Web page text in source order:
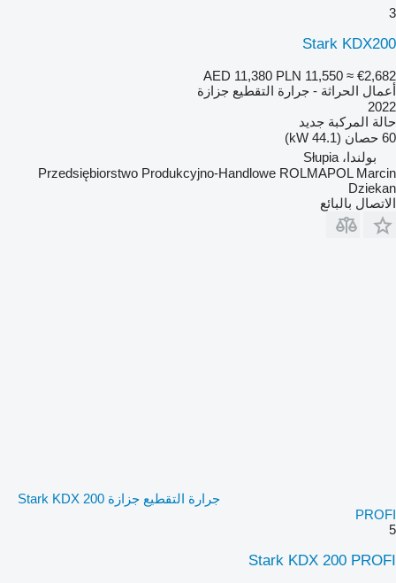
3
Stark KDX200
AED 11,380 PLN 11,550 ≈ €2,682
أعمال الحراثة - جرارة التقطيع جزازة
2022
حالة المركبة جديد
60 حصان (44.1 kW)
بولندا، Słupia
Przedsiębiorstwo Produkcyjno-Handlowe ROLMAPOL Marcin
Dziekan
الاتصال بالبائع
جرارة التقطيع جزازة Stark KDX 200
PROFI
5
Stark KDX 200 PROFI